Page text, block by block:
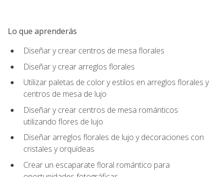
Lo que aprenderás
Diseñar y crear centros de mesa florales
Diseñar y crear arreglos florales
Utilizar paletas de color y estilos en arreglos florales y
centros de mesa de lujo
Diseñar y crear centros de mesa románticos
utilizando flores de lujo
Diseñar arreglos florales de lujo y decoraciones con
cristales y orquídeas
Crear un escaparate floral romántico para